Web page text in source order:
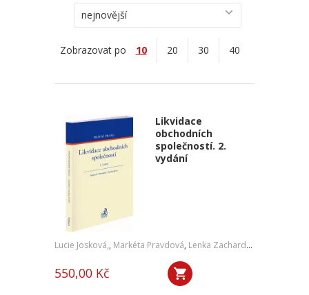
nejnovější
Zobrazovat po 10 20 30 40
Likvidace
obchodních
společností. 2.
vydání
Lucie Josková,, Markéta Pravdová, Lenka Zachardová
550,00 Kč